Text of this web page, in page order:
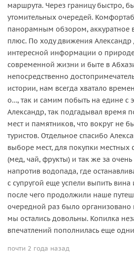
маршрута. Через границу быстро,
утомительных очередей.
панорамным обзором, аккуратное
плюс. По ходу движения Александр
интересной информации о
современной жизни и быте в
непосредственно
истории, нам всегда хватало
о…, так и самим побыть на едине с
Александр, так подгадывал время
мест и памятников, что вокруг не
туристов. Отдельное спасибо
выборе мест, для покупки местных
(мед, чай, фрукты) и так же за
напротив водопада, где
с супругой еще успели выпить
после чего продолжили наше
очередной раз было
мы остались довольны. Копилка
впечатлений пополнилась еще
почти 2 года назад